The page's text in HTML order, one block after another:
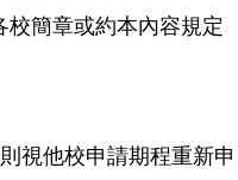
校簡章或約本內容規定
視他校申請期程重新申